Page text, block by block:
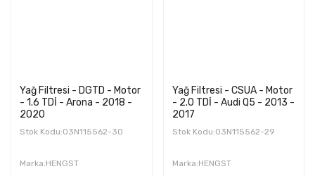
Yağ Filtresi - DGTD - Motor
- 1.6 TDİ - Arona - 2018 -
2020
Stok Kodu:03N115562-30
Marka:HENGST
Yağ Filtresi - CSUA - Motor
- 2.0 TDİ - Audi Q5 - 2013 -
2017
Stok Kodu:03N115562-29
Marka:HENGST